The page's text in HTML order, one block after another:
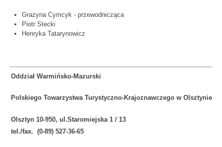
Grazyna Cymcyk - przewodnicząca
Piotr Stecki
Henryka Tatarynowicz
Oddział Warmińsko-Mazurski
Polskiego Towarzystwa Turystyczno-Krajoznawczego w Olsztynie
Olsztyn 10-950, ul.Staromiejska 1 / 13
tel./fax. (0-89) 527-36-65